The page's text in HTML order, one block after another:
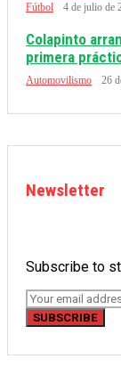
Fútbol 4 de julio de
Colapinto
primera
Automovilismo 26
Newsletter
Subscribe to
SUBSCRIBE